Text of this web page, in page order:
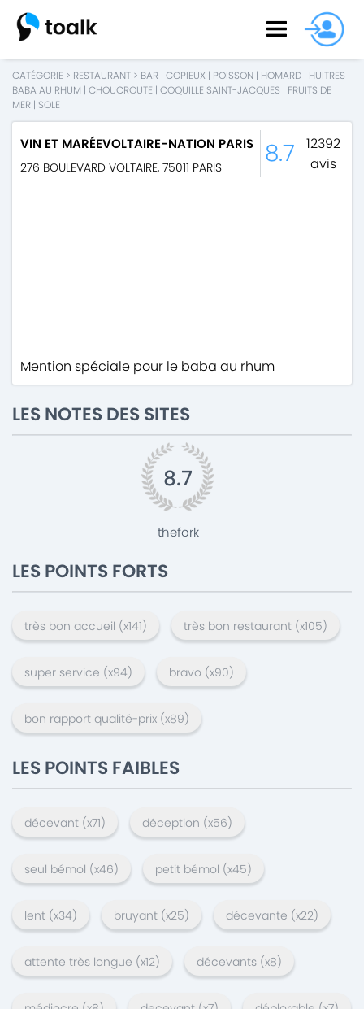
CATÉGORIE > RESTAURANT > BAR | COPIEUX | POISSON | HOMARD | HUITRES |
BABA AU RHUM | CHOUCROUTE | COQUILLE SAINT-JACQUES | FRUITS DE
MER | SOLE
VIN ET MARÉEVOLTAIRE-NATION PARIS
276 BOULEVARD VOLTAIRE, 75011 PARIS 8.7
12392
avis
Mention spéciale pour le baba au rhum
LES NOTES DES SITES
8.7
thefork
LES POINTS FORTS
très bon accueil (x141) très bon restaurant (x105)
super service (x94) bravo (x90)
bon rapport qualité-prix (x89)
LES POINTS FAIBLES
décevant (x71) déception (x56)
seul bémol (x46) petit bémol (x45)
lent (x34) bruyant (x25) décevante (x22)
attente très longue (x12) décevants (x8)